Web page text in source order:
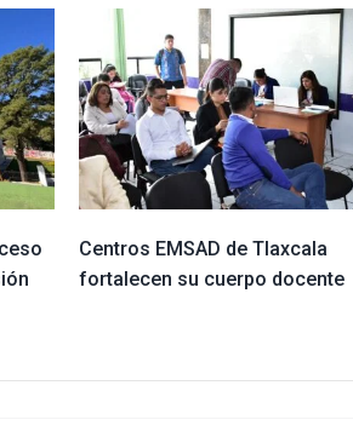
Centros EMSAD de Tlaxcala
fortalecen su cuerpo docente